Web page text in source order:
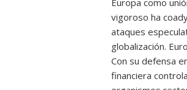
Europa como
vigoroso ha
ataques
globalización.
Con su defensa
financiera